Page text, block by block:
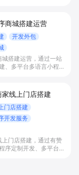
与复购，实现线上生意
商城搭建运营
开发外包
搭建运营，通过一站
、多平台多语言小程序
购与业绩增长。
线上门店搭建
门店搭建
开发服务
门店搭建，通过有赞
序定制开发、多平台联